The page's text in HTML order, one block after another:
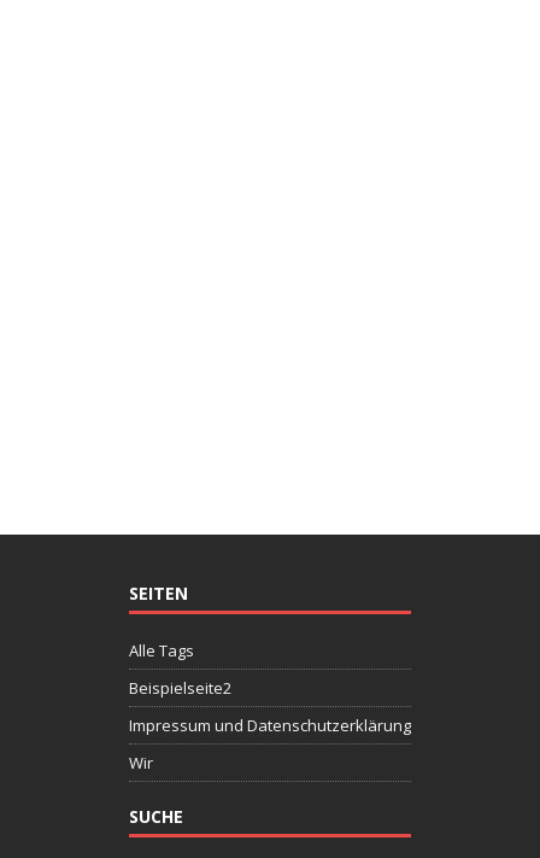
SEITEN
Alle Tags
Beispielseite2
Impressum und Datenschutzerklärung
Wir
SUCHE